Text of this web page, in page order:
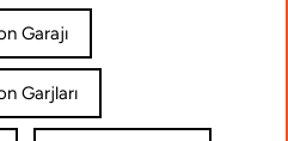
Garajı
Garjları